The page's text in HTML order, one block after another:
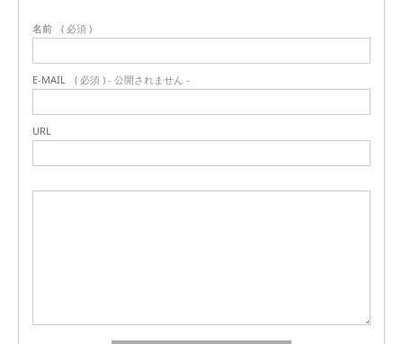
名前 ( 必須 )
E-MAIL ( 必須 ) - 公開されません -
URL